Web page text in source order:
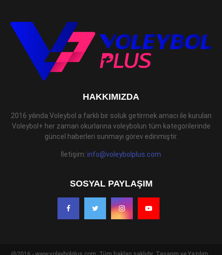
HAKKIMIZDA
2016 yılında Voleybol a farklı bir soluk getirmek amacı ile kurulan
Voleybol+ her zaman okurlarına voleybolun tüm kategorilerinde
güncel haberleri sunmayı görev edinmiştir.
İletişim: info@voleybolplus.com
SOSYAL PAYLAŞIM